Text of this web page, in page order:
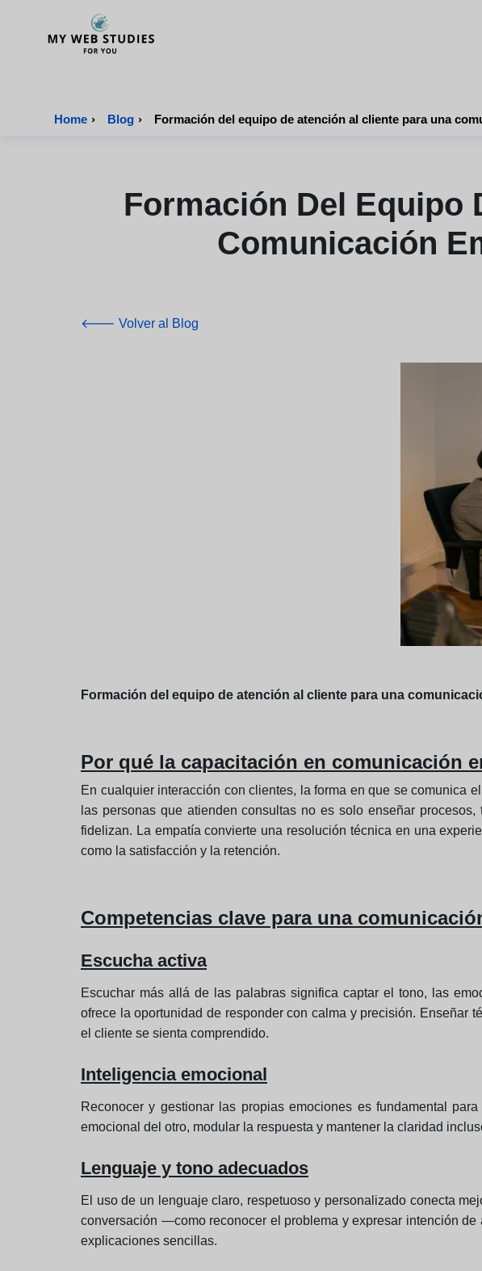
Home › Blog › Formación del equipo de atención al cliente para una
Formación Del Equipo
Comunicación
🡐 Volver al Blog
Formación del equipo de atención al cliente para una
Por qué la capacitación en comunicación
En cualquier interacción con clientes, la forma en que se comunica
las personas que atienden consultas no es solo enseñar
fidelizan. La empatía convierte una resolución técnica en una
como la satisfacción y la retención.
Competencias clave para una
Escucha activa
Escuchar más allá de las palabras significa captar el tono, las
ofrece la oportunidad de responder con calma y precisión. Enseñar
el cliente se sienta comprendido.
Inteligencia emocional
Reconocer y gestionar las propias emociones es fundamental
emocional del otro, modular la respuesta y mantener la claridad
Lenguaje y tono adecuados
El uso de un lenguaje claro, respetuoso y personalizado conecta
conversación —como reconocer el problema y expresar intención
explicaciones sencillas.